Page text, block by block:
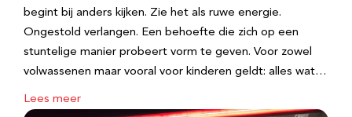
begint bij anders kijken. Zie het als ruwe energie.
Ongestold verlangen. Een behoefte die zich op een
stuntelige manier probeert vorm te geven. Voor zowel
volwassenen maar vooral voor kinderen geldt: alles wat…
Lees meer